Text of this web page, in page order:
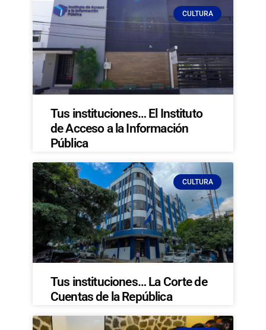
CULTURA
Tus instituciones… El Instituto
de Acceso a la Información
Pública
CULTURA
Tus instituciones… La Corte de
Cuentas de la República